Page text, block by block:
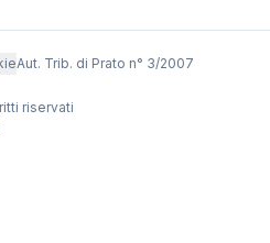
Aut. Trib. di Prato n° 3/2007
riservati